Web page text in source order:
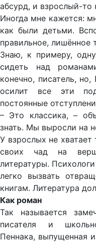
абсурд, и взрослый-то
Иногда мне кажется:
как были детьми.
правильное, лишённое
Знаю, к примеру,
сидеть над
конечно, писатель,
осилит все эти
постоянные
– Это классика, –
знать. Мы выросли на
У взрослых не хватает
своих чад на
литературы.
легко вызвать
книгам. Литература
Как роман
Так называется
писателя и
Пеннака, выпущенная